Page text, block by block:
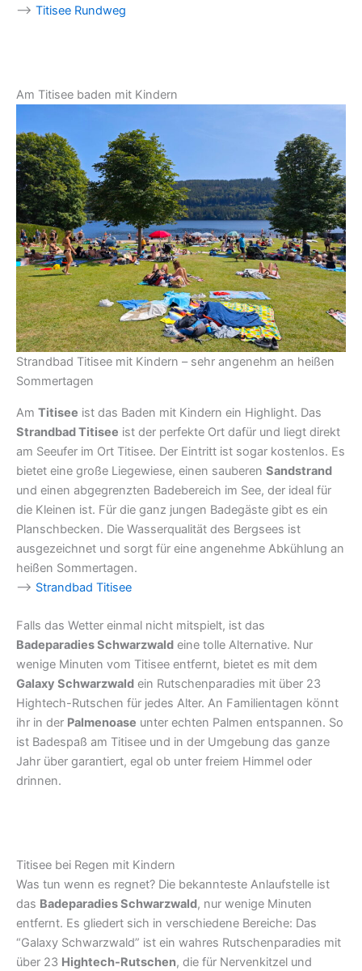
–> Titisee Rundweg
Am Titisee baden mit Kindern
Strandbad Titisee mit Kindern – sehr angenehm an heißen
Sommertagen
Am Titisee ist das Baden mit Kindern ein Highlight. Das
Strandbad Titisee ist der perfekte Ort dafür und liegt direkt
am Seeufer im Ort Titisee. Der Eintritt ist sogar kostenlos. Es
bietet eine große Liegewiese, einen sauberen Sandstrand
und einen abgegrenzten Badebereich im See, der ideal für
die Kleinen ist. Für die ganz jungen Badegäste gibt es ein
Planschbecken. Die Wasserqualität des Bergsees ist
ausgezeichnet und sorgt für eine angenehme Abkühlung an
heißen Sommertagen.
–> Strandbad Titisee
Falls das Wetter einmal nicht mitspielt, ist das
Badeparadies Schwarzwald eine tolle Alternative. Nur
wenige Minuten vom Titisee entfernt, bietet es mit dem
Galaxy Schwarzwald ein Rutschenparadies mit über 23
Hightech-Rutschen für jedes Alter. An Familientagen könnt
ihr in der Palmenoase unter echten Palmen entspannen. So
ist Badespaß am Titisee und in der Umgebung das ganze
Jahr über garantiert, egal ob unter freiem Himmel oder
drinnen.
Titisee bei Regen mit Kindern
Was tun wenn es regnet? Die bekannteste Anlaufstelle ist
das Badeparadies Schwarzwald, nur wenige Minuten
entfernt. Es gliedert sich in verschiedene Bereiche: Das
“Galaxy Schwarzwald” ist ein wahres Rutschenparadies mit
über 23 Hightech-Rutschen, die für Nervenkitzel und